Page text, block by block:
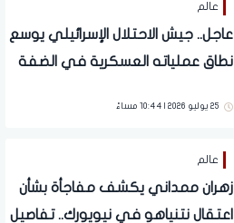
عالم
عاجل.. جيش الاحتلال الإسرائيلي يوسع
نطاق عملياته العسكرية في الضفة
25 يوليو 2026 | 10:44 مساءً
عالم
زهران ممداني يكشف مفاجأة بشأن
اعتقال نتنياهو في نيويورك.. تفاصيل